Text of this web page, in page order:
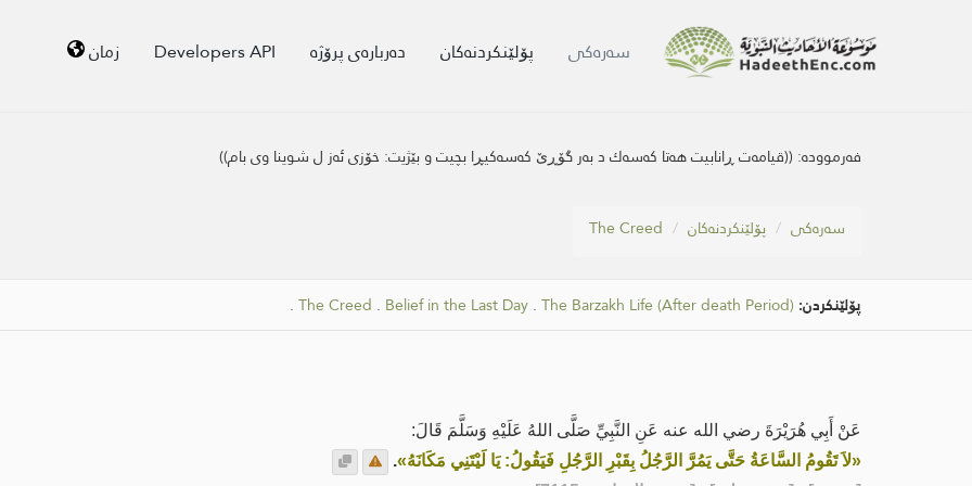
سه‌ره‌كی پۆلێنکردنەکان دەربارەی پرۆژە Developers API زمان
فەرموودە: ((قیامه‌ت ڕانابیت هه‌تا كه‌سه‌ك د به‌ر گۆڕێ كه‌سه‌كیڕا بچیت و بێژیت: خۆزی ئه‌ز ل شوینا وی بام))
سه‌ره‌كی پۆلێنکردنەکان The Creed
پۆلێنکردن: The Creed . Belief in the Last Day . The Barzakh Life (After death Period)
.
عَنْ أَبِي هُرَيْرَةَ رضي الله عنه عَنِ النَّبِيِّ صَلَّى اللهُ عَلَيْهِ وَسَلَّمَ قَالَ:
«لاَ تَقُومُ السَّاعَةُ حَتَّى يَمُرَّ الرَّجُلُ بِقَبْرِ الرَّجُلِ فَيَقُولُ: يَا لَيْتَنِي مَكَانَهُ».